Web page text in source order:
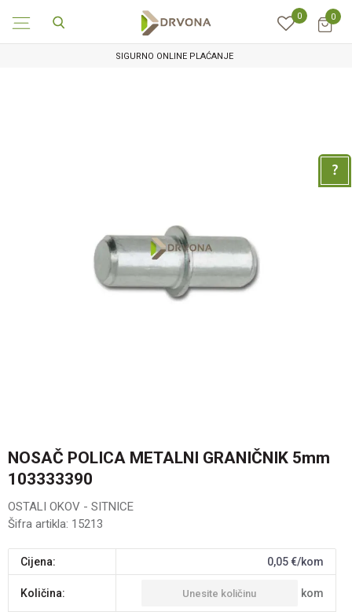
0 0
SIGURNO ONLINE PLAĆANJE
NOSAČ POLICA METALNI GRANIČNIK 5mm
103333390
OSTALI OKOV - SITNICE
Šifra artikla: 15213
Cijena: 0,05€/kom
Količina: kom